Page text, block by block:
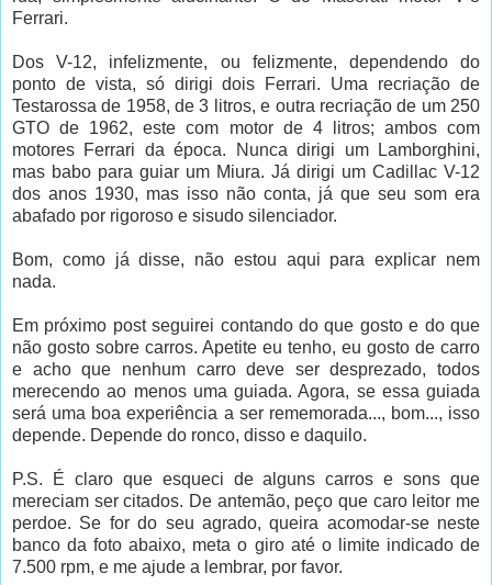
Ferrari.
Dos V-12, infelizmente, ou felizmente, dependendo do
ponto de vista, só dirigi dois Ferrari. Uma recriação de
Testarossa de 1958, de 3 litros, e outra recriação de um 250
GTO de 1962, este com motor de 4 litros; ambos com
motores Ferrari da época. Nunca dirigi um Lamborghini,
mas babo para guiar um Miura. Já dirigi um Cadillac V-12
dos anos 1930, mas isso não conta, já que seu som era
abafado por rigoroso e sisudo silenciador.
Bom, como já disse, não estou aqui para explicar nem
nada.
Em próximo post seguirei contando do que gosto e do que
não gosto sobre carros. Apetite eu tenho, eu gosto de carro
e acho que nenhum carro deve ser desprezado, todos
merecendo ao menos uma guiada. Agora, se essa guiada
será uma boa experiência a ser rememorada..., bom..., isso
depende. Depende do ronco, disso e daquilo.
P.S. É claro que esqueci de alguns carros e sons que
mereciam ser citados. De antemão, peço que caro leitor me
perdoe. Se for do seu agrado, queira acomodar-se neste
banco da foto abaixo, meta o giro até o limite indicado de
7.500 rpm, e me ajude a lembrar, por favor.